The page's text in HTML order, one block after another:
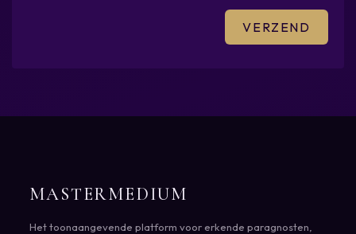
MASTERMEDIUM
Het toonaangevende platform voor erkende paragnosten,